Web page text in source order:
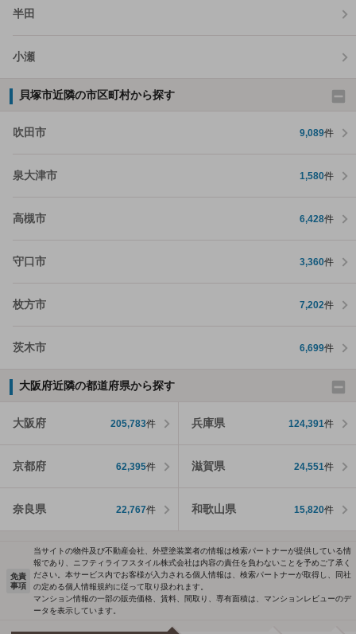
半田
小瀬
貝塚市近隣の市区町村から探す
吹田市 9,089件
泉大津市 1,580件
高槻市 6,428件
守口市 3,360件
枚方市 7,202件
茨木市 6,699件
大阪府近隣の都道府県から探す
大阪府 205,783件 兵庫県 124,391件
京都府 62,395件 滋賀県 24,551件
奈良県 22,767件 和歌山県 15,820件
免責
事項
当サイトの物件及び不動産会社、外壁塗装業者の情報は検索パートナーが提供している情
報であり、ニフティライフスタイル株式会社は内容の責任を負わないことを予めご了承く
ださい。本サービス内でお客様が入力される個人情報は、検索パートナーが取得し、同社
の定める個人情報規約に従って取り扱われます。
マンション情報の一部の販売価格、賃料、間取り、専有面積は、マンションレビューのデ
ータを表示しています。